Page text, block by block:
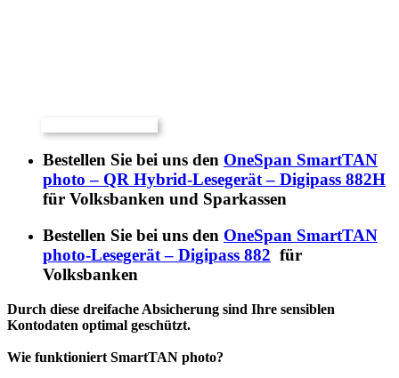
Bestellen Sie bei uns den OneSpan SmartTAN
photo – QR Hybrid-Lesegerät – Digipass 882H
für Volksbanken und Sparkassen
Bestellen Sie bei uns den OneSpan SmartTAN
photo-Lesegerät – Digipass 882 für
Volksbanken
Durch diese dreifache Absicherung sind Ihre sensiblen
Kontodaten optimal geschützt.
Wie funktioniert SmartTAN photo?